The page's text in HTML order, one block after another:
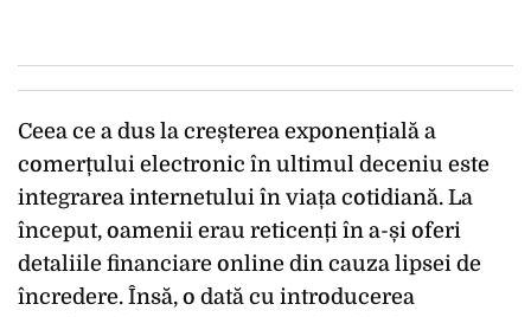
Ceea ce a dus la creșterea exponențială a
comerțului electronic în ultimul deceniu este
integrarea internetului în viața cotidiană. La
început, oamenii erau reticenți în a-și oferi
detaliile financiare online din cauza lipsei de
încredere. Însă, o dată cu introducerea